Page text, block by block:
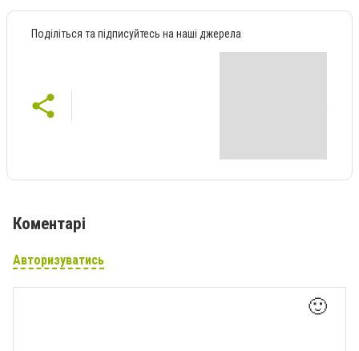
Поділіться та підписуйтесь на наші джерела
Коментарі
Авторизуватись
🙂